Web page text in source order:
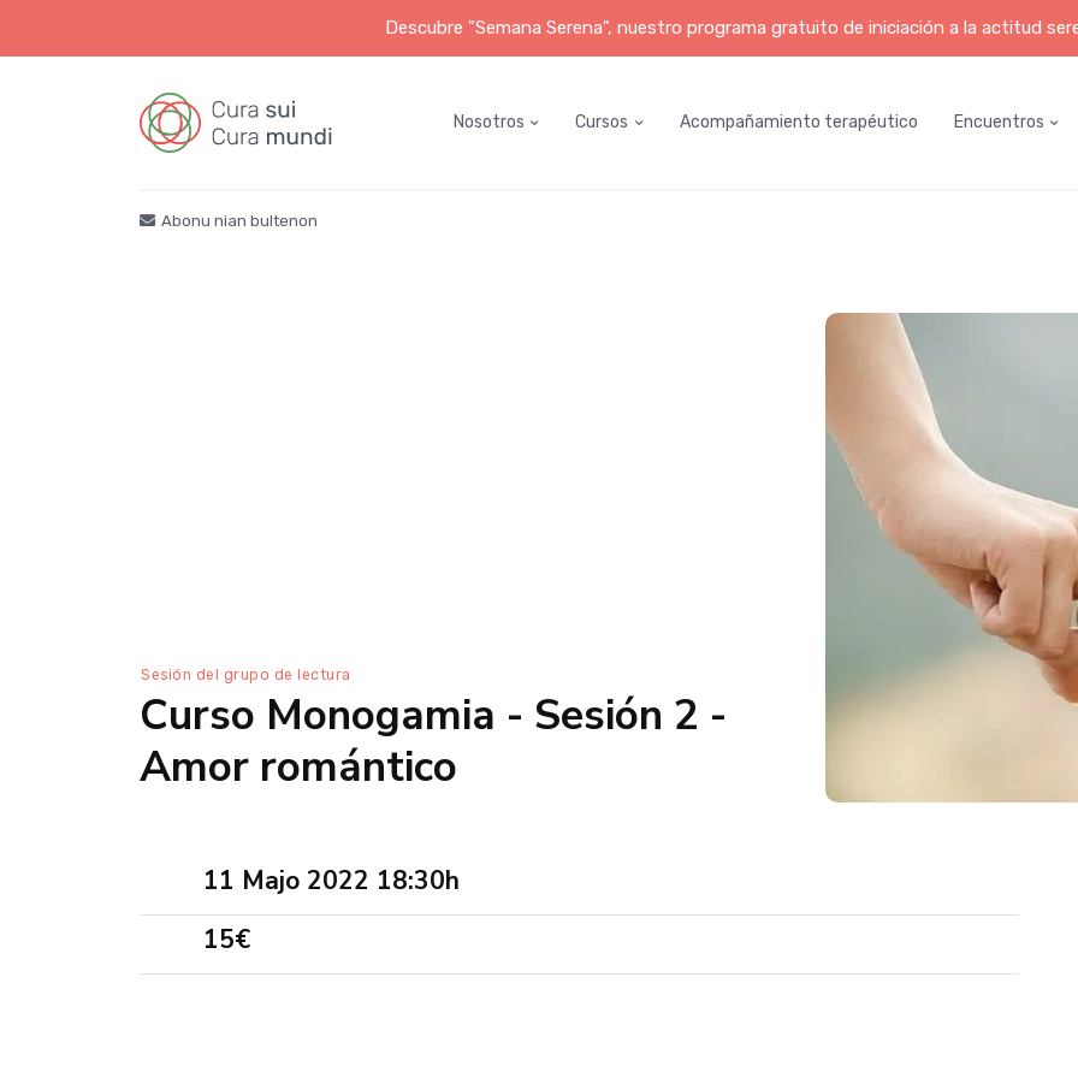
Descubre "Semana Serena", nuestro programa gratuito de iniciación a la actitud
Nosotros Cursos Acompañamiento terapéutico Encuentros
Abonu nian bultenon
Sesión del grupo de lectura
Curso Monogamia - Sesión 2 -
Amor romántico
11 Majo 2022 18:30h
15€